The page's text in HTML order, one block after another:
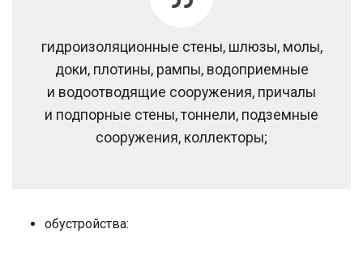
гидроизоляционные стены, шлюзы, молы,
доки, плотины, рампы, водоприемные
и водоотводящие сооружения, причалы
и подпорные стены, тоннели, подземные
сооружения, коллекторы;
обустройства: